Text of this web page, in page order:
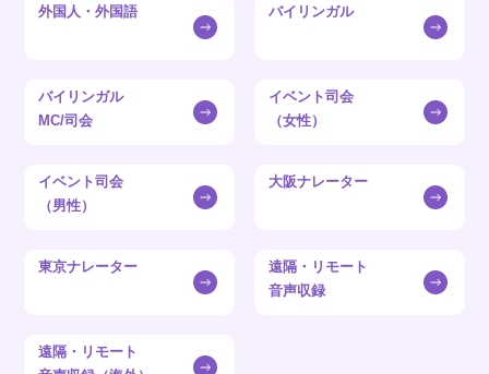
外国人・外国語 バイリンガル
バイリンガル
MC/司会
イベント司会
（女性）
イベント司会
（男性）
大阪ナレーター
東京ナレーター
遠隔・リモート
音声収録
遠隔・リモート